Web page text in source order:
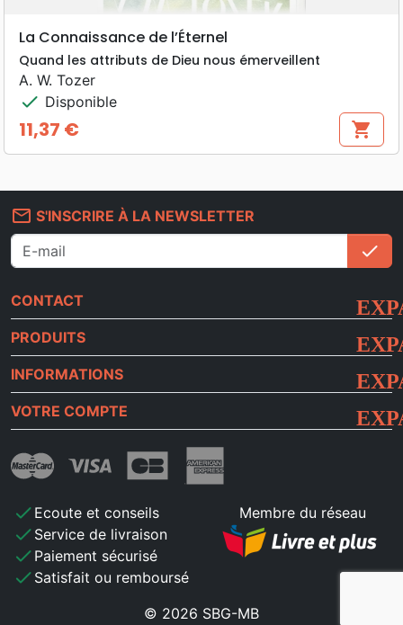
La Connaissance de l’Éternel
Quand les attributs de Dieu nous émerveillent
A. W. Tozer
check Disponible
Prix
11,37 € shopping_cart
mail_outline S'INSCRIRE À LA NEWSLETTER
check
CONTACT
PRODUITS
INFORMATIONS
VOTRE COMPTE
check Ecoute et conseils
check Service de livraison
check Paiement sécurisé
check Satisfait ou remboursé
Membre du réseau
© 2026 SBG-MB